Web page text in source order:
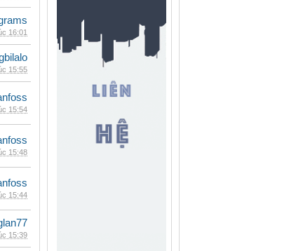
16:01
15:55
15:54
15:48
15:44
15:39